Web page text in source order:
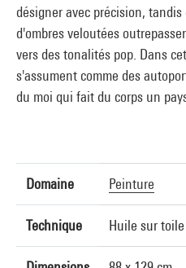
désigner avec précision,
d'ombres veloutées
vers des tonalités pop. Dans
s'assument comme des
du moi qui fait du corps un
Domaine Peinture
Technique Huile sur toile